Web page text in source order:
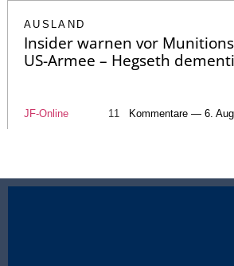
AUSLAND
Insider warnen vor
US-Armee – Hegseth
JF-Online 11 Kommentare — 6.